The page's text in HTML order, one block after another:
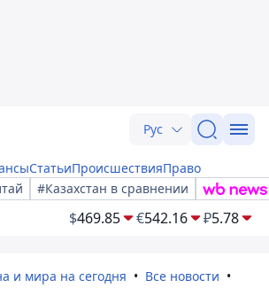
Рус
СтатьиПроисшествияПраво
#Казахстан в сравнении
$469.85 €542.16 ₽5.78
и мира на сегодня
Все новости